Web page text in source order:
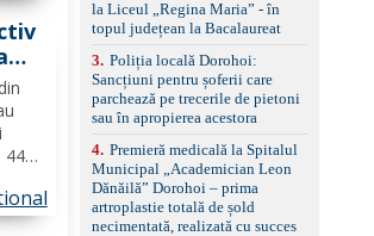
44
panoramică, geamuri
spate fumurii Carlig de
remorcare Bonus: -
Covorașe textile montate
pe mașină. -Ofer și un
set de covorașe din
împreună cu un set de
anvelope de iarnă.
la Liceul „Regina Maria” - în
topul județean la Bacalaureat
3. Poliția locală Dorohoi:
Sancțiuni pentru șoferii care
parchează pe trecerile de pietoni
sau în apropierea acestora
4. Premieră medicală la Spitalul
Municipal „Academician Leon
Dănăilă” Dorohoi – prima
artroplastie totală de șold
necimentată, realizată cu succes